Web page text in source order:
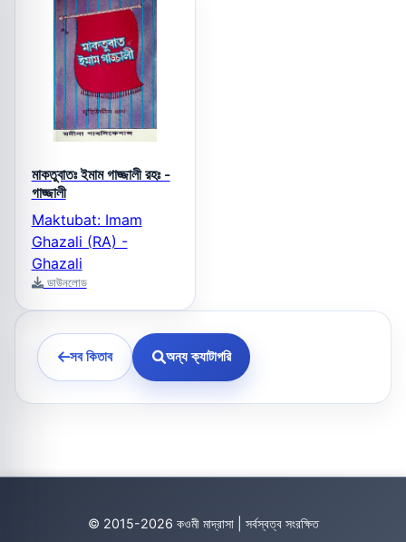
মাকতুবাতঃ ইমাম গাজ্জালী রহঃ -
গাজ্জালী
Maktubat: Imam
Ghazali (RA) -
Ghazali
ডাউনলোড
সব কিতাব অন্য ক্যাটাগরি
© 2015-2026 কওমী মাদ্রাসা | সর্বস্বত্ব সংরক্ষিত